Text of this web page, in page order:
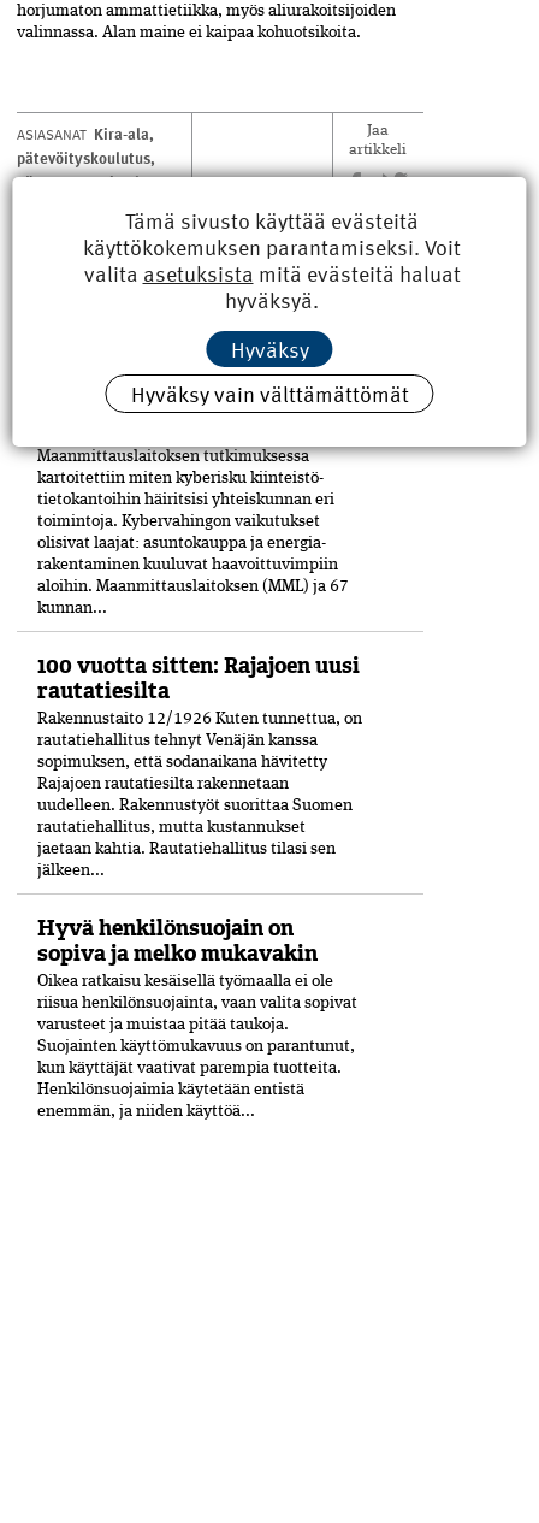
horjumaton ammattietiikka, myös aliurakoitsijoiden
valinnassa. Alan maine ei kaipaa kohuotsikoita.
ASIASANAT Kira-ala,
pätevöityskoulutus,
pätevyysvaatimukset,
vähähiilisyys
Jaa
artikkeli
Kyberisku kiinteistötietoihin
Maanmittauslaitoksen tutkimuksessa
kartoitettiin miten kyberisku kiinteistö­
tietokantoihin häiritsisi yhteiskunnan eri
toimintoja. Kyber­vahingon vaikutukset
olisivat laajat: asuntokauppa ja energia­
rakentaminen kuuluvat haavoittuvimpiin
aloihin. Maanmittauslaitoksen (MML) ja 67
kunnan...
100 vuotta sitten: Rajajoen uusi
rautatiesilta
Rakennustaito 12/1926 Kuten tunnettua, on
rautatiehallitus tehnyt Venäjän kanssa
sopimuksen, että sodanaikana hävitetty
Rajajoen rautatiesilta rakennetaan
uudelleen. Rakennustyöt suorittaa Suomen
rautatiehallitus, mutta kustannukset
jaetaan kahtia. Rautatiehallitus tilasi sen
jälkeen...
Hyvä henkilönsuojain on
sopiva ja melko mukavakin
Oikea ratkaisu kesäisellä työmaalla ei ole
riisua henkilönsuojainta, vaan valita sopivat
varusteet ja muistaa pitää taukoja.
Suojainten käyttömukavuus on parantunut,
kun käyttäjät vaativat parempia tuotteita.
Henkilönsuojaimia käytetään entistä
enemmän, ja niiden käyttöä...
Tämä sivusto käyttää evästeitä
käyttökokemuksen parantamiseksi. Voit
valita asetuksista mitä evästeitä haluat
hyväksyä.
Hyväksy
Hyväksy vain välttämättömät